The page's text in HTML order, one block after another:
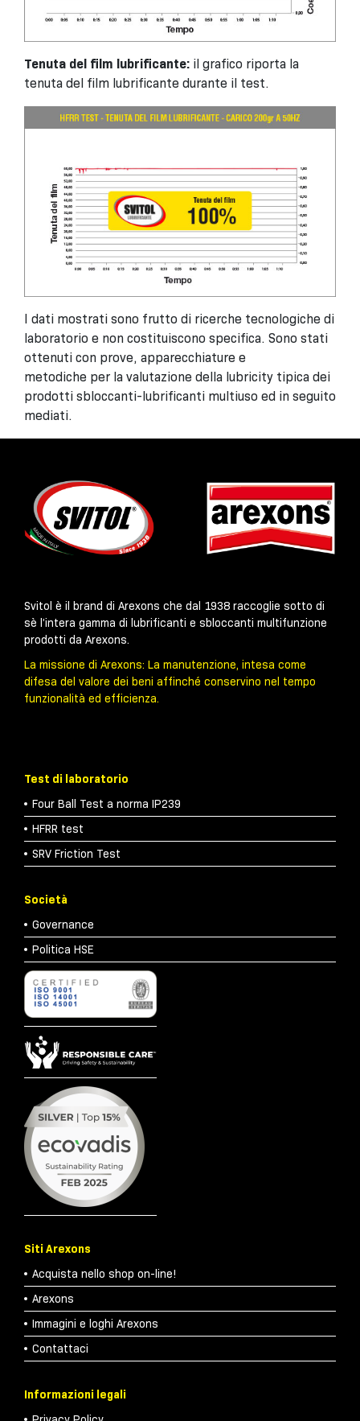
Tenuta del film lubrificante: il grafico riporta la
tenuta del film lubrificante durante il test.
I dati mostrati sono frutto di ricerche tecnologiche di
laboratorio e non costituiscono specifica. Sono stati
ottenuti con prove, apparecchiature e
metodiche per la valutazione della lubricity tipica dei
prodotti sbloccanti-lubrificanti multiuso ed in seguito
mediati.
Svitol è il brand di Arexons che dal 1938 raccoglie sotto di
sè l’intera gamma di lubrificanti e sbloccanti multifunzione
prodotti da Arexons.
La missione di Arexons: La manutenzione, intesa come
difesa del valore dei beni affinché conservino nel tempo
funzionalità ed efficienza.
Test di laboratorio
Four Ball Test a norma IP239
HFRR test
SRV Friction Test
Società
Governance
Politica HSE
Siti Arexons
Acquista nello shop on-line!
Arexons
Immagini e loghi Arexons
Contattaci
Informazioni legali